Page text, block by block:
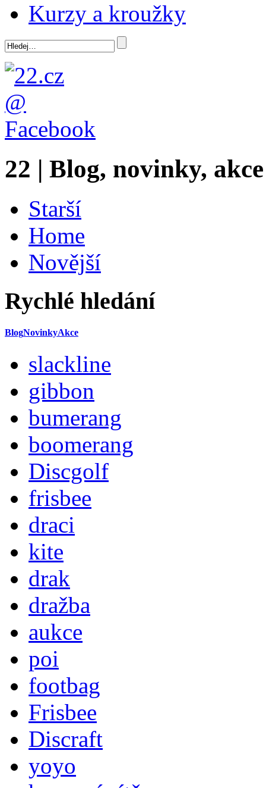
Kurzy a kroužky
22 | Blog, novinky, akce
Starší
Home
Novější
Rychlé hledání
BlogNovinkyAkce
slackline
gibbon
bumerang
boomerang
Discgolf
frisbee
draci
kite
drak
dražba
aukce
poi
footbag
Frisbee
Discraft
yoyo